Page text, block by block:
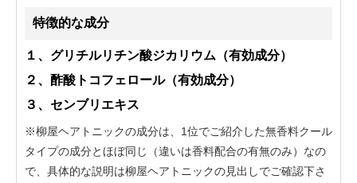
特徴的な成分
１、グリチルリチン酸ジカリウム（有効成分）
２、酢酸トコフェロール（有効成分）
３、センブリエキス
※柳屋ヘアトニックの成分は、1位でご紹介した無香料クール
タイプの成分とほぼ同じ（違いは香料配合の有無のみ）なの
で、具体的な説明は柳屋ヘアトニックの見出しでご確認下さ